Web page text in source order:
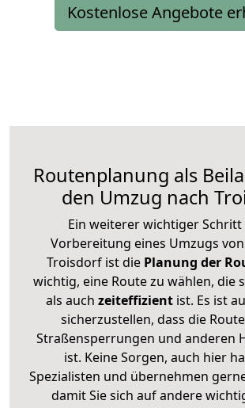
Kostenlose Angebote
Routenplanung als
den Umzug nach
Ein weiterer wichtiger Schritt
Vorbereitung eines Umzugs
Troisdorf ist diePlanung der
wichtig, eine Route zu wählen, die
als auch zeiteffizientist. Es ist
sicherzustellen, dass die
Straßensperrungen und anderen
ist. Keine Sorgen, auch hier
Spezialisten und übernehmen
damit Sie sich auf andere